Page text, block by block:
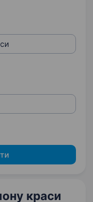
краси